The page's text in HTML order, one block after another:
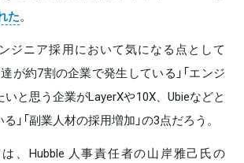
た。
ジニア採用において気になる点として
が約7割の企業で発生している」「エンジ
と思う企業がLayerXや10X、Ubieなどと
」「副業人材の採用増加」の3点だろう。
、Hubble 人事責任者の山岸雅己氏の